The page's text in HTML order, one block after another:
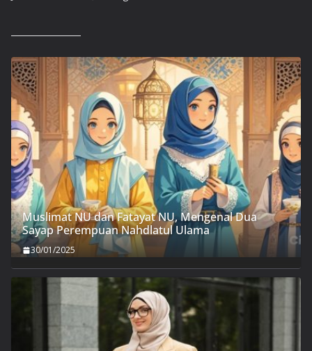
Muslimat NU dan Fatayat NU, Mengenal Dua
Sayap Perempuan Nahdlatul Ulama
30/01/2025